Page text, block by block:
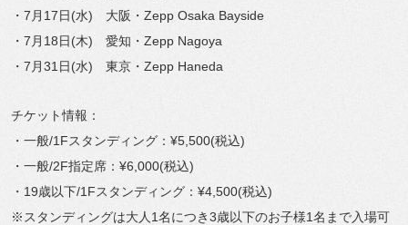
・7月17日(水) 大阪・Zepp Osaka Bayside
・7月18日(木) 愛知・Zepp Nagoya
・7月31日(水) 東京・Zepp Haneda
チケット情報：
・一般/1Fスタンディング：¥5,500(税込)
・一般/2F指定席：¥6,000(税込)
・19歳以下/1Fスタンディング：¥4,500(税込)
※スタンディングは大人1名につき3歳以下のお子様1名まで入場可